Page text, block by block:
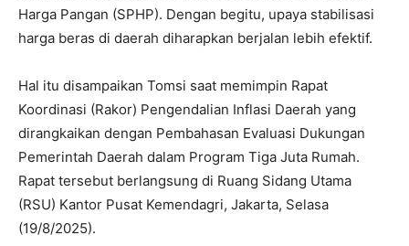
Harga Pangan (SPHP). Dengan begitu, upaya stabilisasi
harga beras di daerah diharapkan berjalan lebih efektif.
Hal itu disampaikan Tomsi saat memimpin Rapat
Koordinasi (Rakor) Pengendalian Inflasi Daerah yang
dirangkaikan dengan Pembahasan Evaluasi Dukungan
Pemerintah Daerah dalam Program Tiga Juta Rumah.
Rapat tersebut berlangsung di Ruang Sidang Utama
(RSU) Kantor Pusat Kemendagri, Jakarta, Selasa
(19/8/2025).